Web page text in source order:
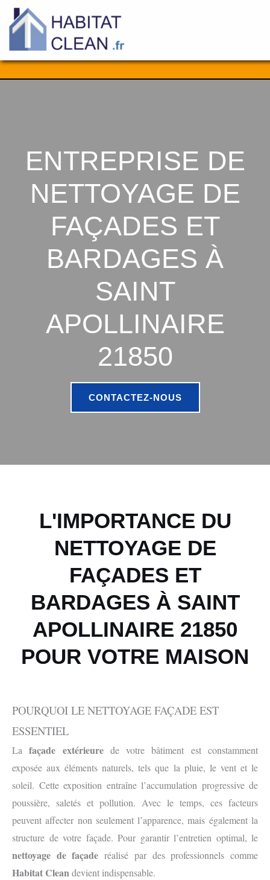
Aller
ENTREPRISE DE
NETTOYAGE DE
FAÇADES ET
BARDAGES À
SAINT
APOLLINAIRE
21850
CONTACTEZ-NOUS
L'IMPORTANCE DU
NETTOYAGE DE
FAÇADES ET
BARDAGES À SAINT
APOLLINAIRE 21850
POUR VOTRE MAISON
POURQUOI LE NETTOYAGE FAÇADE EST
ESSENTIEL
Lafaçade extérieurede votre bâtiment est constamment
exposée aux éléments naturels, tels que la pluie, le vent et le
soleil. Cette exposition entraîne l’accumulation progressive de
poussière, saletés et pollution. Avec le temps, ces facteurs
peuvent affecter non seulement l’apparence, mais également la
structure de votre façade. Pour garantir l’entretien optimal, le
nettoyage de façade réalisé par des professionnels comme
Habitat Cleandevient indispensable.